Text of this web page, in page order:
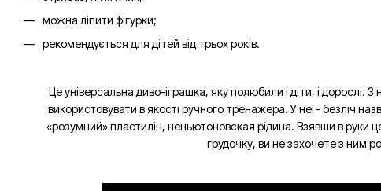
можна ліпити фігурки;
рекомендується для дітей від трьох років.
Це універсальна диво-іграшка, яку полюбили і діти, і дорослі.
використовувати в якості ручного тренажера. У неї - безліч
«розумний» пластилін, неньютоновская рідина. Взявши в руки
грудочку, ви не захочете з ним